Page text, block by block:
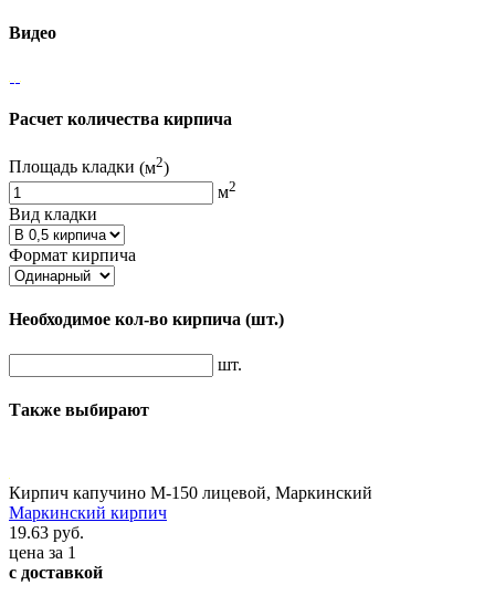
Видео
Расчет количества кирпича
Площадь кладки (м2)
м2
Вид кладки
Формат кирпича
Необходимое кол-во кирпича (шт.)
шт.
Также выбирают
Кирпич капучино М-150 лицевой, Маркинский
Маркинский кирпич
19.63 руб.
цена за 1
с доставкой